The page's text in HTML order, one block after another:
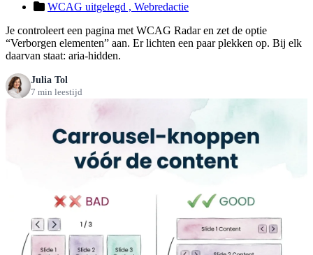
WCAG uitgelegd , Webredactie
Je controleert een pagina met WCAG Radar en zet de optie
“Verborgen elementen” aan. Er lichten een paar plekken op. Bij elk
daarvan staat: aria-hidden.
Julia Tol
7 min leestijd